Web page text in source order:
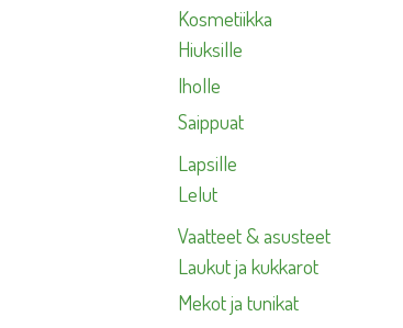
Kosmetiikka
Hiuksille
Iholle
Saippuat
Lapsille
Lelut
Vaatteet & asusteet
Laukut ja kukkarot
Mekot ja tunikat